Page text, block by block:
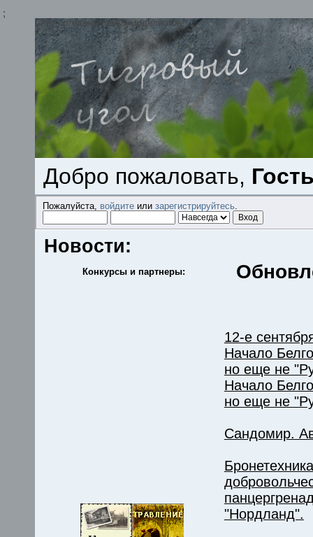
;
Сайт ортодоксальных моделистов
Добро пожаловать,
Пожалуйста, войдите илизарегистрируйтесь
Новости:
Конкурсы и партнеры:
12-е
Начало
но еще не
Начало
но еще не
Сандомир.
"Нордланд".